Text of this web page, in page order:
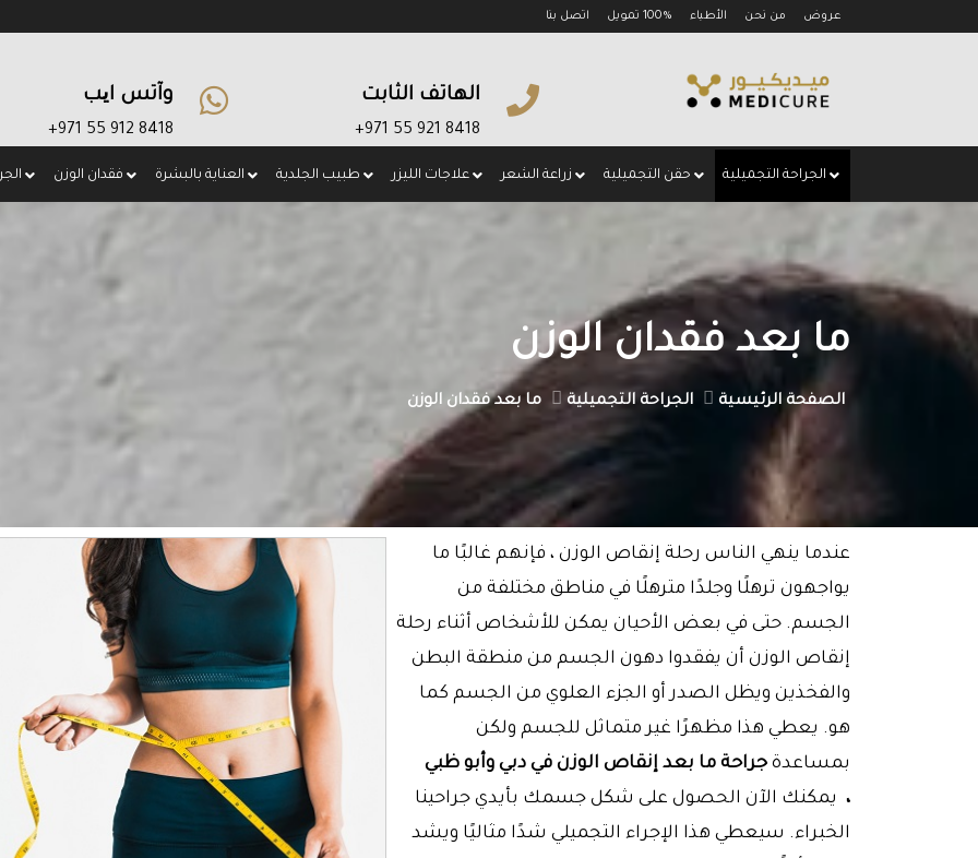
عروض من نحن الأطباء 100% تمويل اتصل بنا
الهاتف الثابت
8418 921 55 971+
وآتس ایب
8418 912 55 971+
الجراحة التجميلية حقن التجميلية زراعة الشعر علاجات الليزر طبيب الجلدية العناية بالبشرة فقدان الوزن
ما بعد فقدان الوزن
الصفحة الرئيسية الجراحة التجميلية ما بعد فقدان الوزن
عندما ينهي الناس رحلة إنقاص الوزن ، فإنهم غالبًا ما
يواجهون ترهلًا وجلدًا مترهلًا في مناطق مختلفة من
الجسم. حتى في بعض الأحيان يمكن للأشخاص أثناء رحلة
إنقاص الوزن أن يفقدوا دهون الجسم من منطقة البطن
والفخذين ويظل الصدر أو الجزء العلوي من الجسم كما
هو. يعطي هذا مظهرًا غير متماثل للجسم ولكن
بمساعدة جراحة ما بعد إنقاص الوزن في دبي وأبو ظبي
، يمكنك الآن الحصول على شكل جسمك بأيدي جراحينا
الخبراء. سيعطي هذا الإجراء التجميلي شدًا مثاليًا ويشد